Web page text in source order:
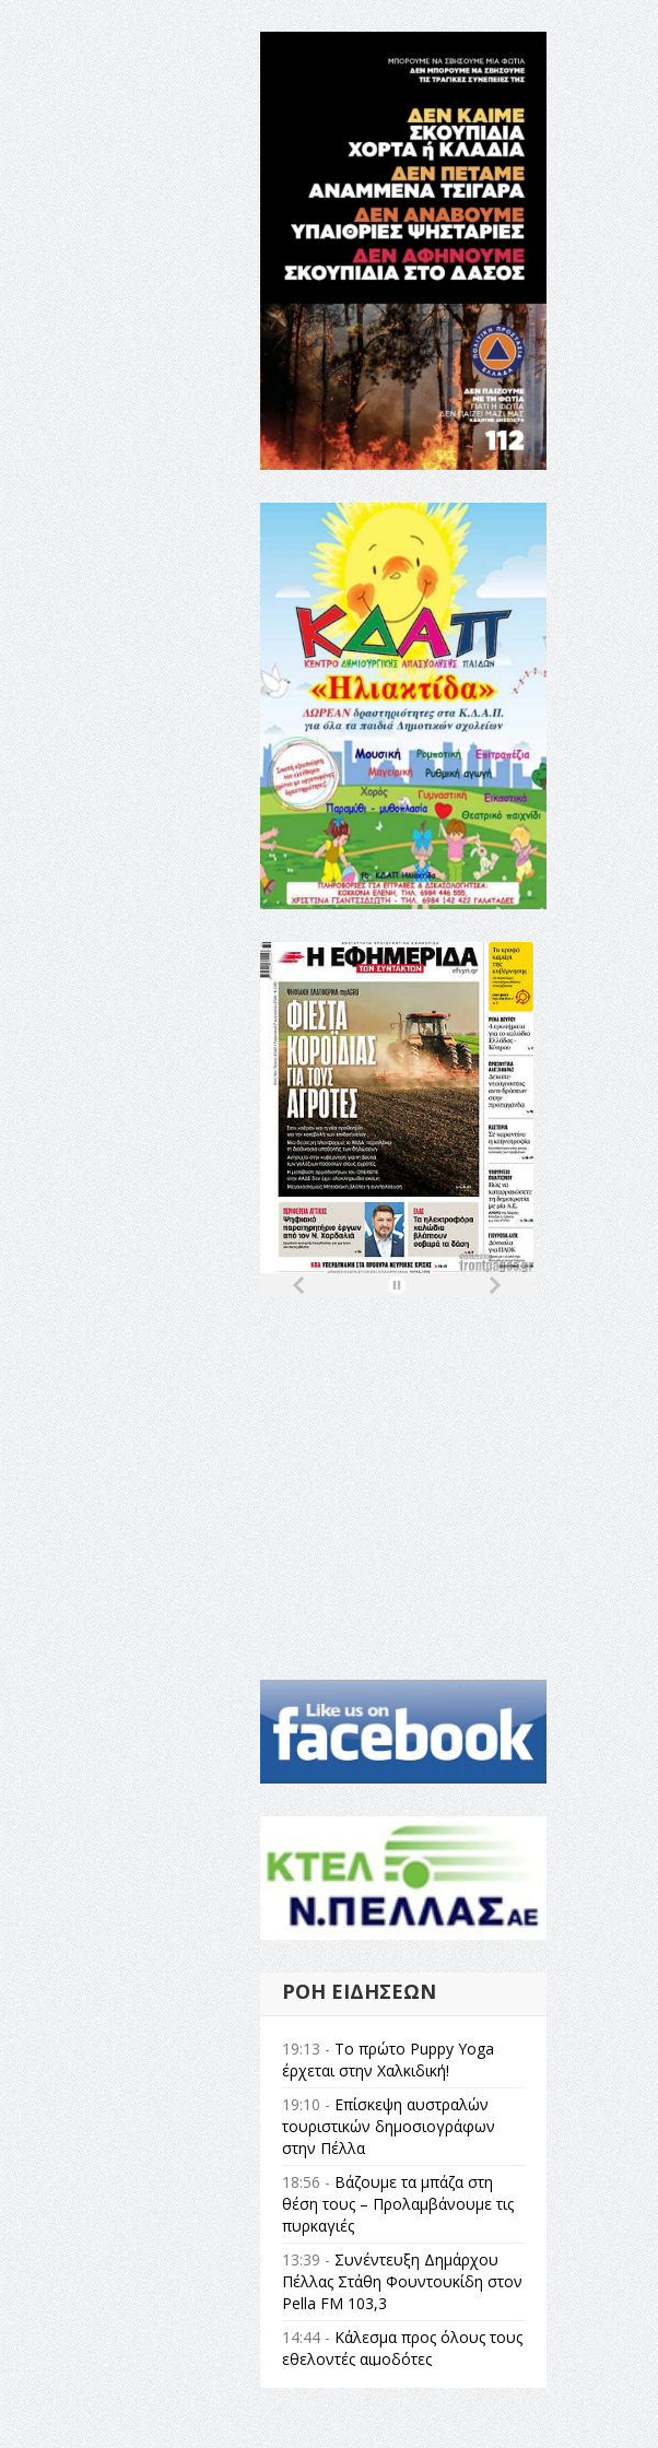
ΡΟΉ ΕΙΔΉΣΕΩΝ
19:13 - Το πρώτο Puppy Yoga
έρχεται στην Χαλκιδική!
19:10 - Επίσκεψη αυστραλών
τουριστικών δημοσιογράφων
στην Πέλλα
18:56 - Βάζουμε τα μπάζα στη
θέση τους – Προλαμβάνουμε τις
πυρκαγιές
13:39 - Συνέντευξη Δημάρχου
Πέλλας Στάθη Φουντουκίδη στον
Pella FM 103,3
14:44 - Κάλεσμα προς όλους τους
εθελοντές αιμοδότες
14:23 -Όλη η Ελλάδα ένας
πολιτισμός Μουσική
εγκατάσταση Πόλεμος και